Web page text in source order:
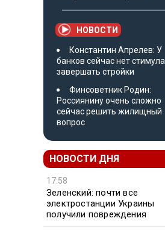
НОВОСТИ
Константин Апрелев: У
банков сейчас нет стимула
завершать стройки
Финсоветник Родин:
Россиянину очень сложно
сейчас решить жилищный
вопрос
НОВОСТИ ДНЯ
17:58
Зеленский: почти все
электростанции Украины
получили повреждения